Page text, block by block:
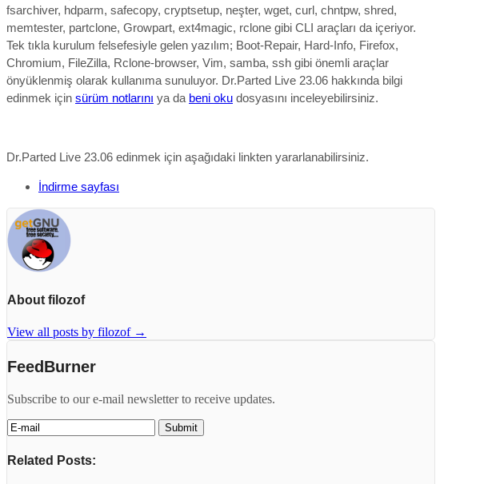
fsarchiver, hdparm, safecopy, cryptsetup, neşter, wget, curl, chntpw, shred,
memtester, partclone, Growpart, ext4magic, rclone gibi CLI araçları da içeriyor.
Tek tıkla kurulum felsefesiyle gelen yazılım; Boot-Repair, Hard-Info, Firefox,
Chromium, FileZilla, Rclone-browser, Vim, samba, ssh gibi önemli araçlar
önyüklenmiş olarak kullanıma sunuluyor. Dr.Parted Live 23.06 hakkında bilgi
edinmek için sürüm notlarını ya da beni oku dosyasını inceleyebilirsiniz.
Dr.Parted Live 23.06 edinmek için aşağıdaki linkten yararlanabilirsiniz.
İndirme sayfası
About filozof
View all posts by filozof →
FeedBurner
Subscribe to our e-mail newsletter to receive updates.
Related Posts: